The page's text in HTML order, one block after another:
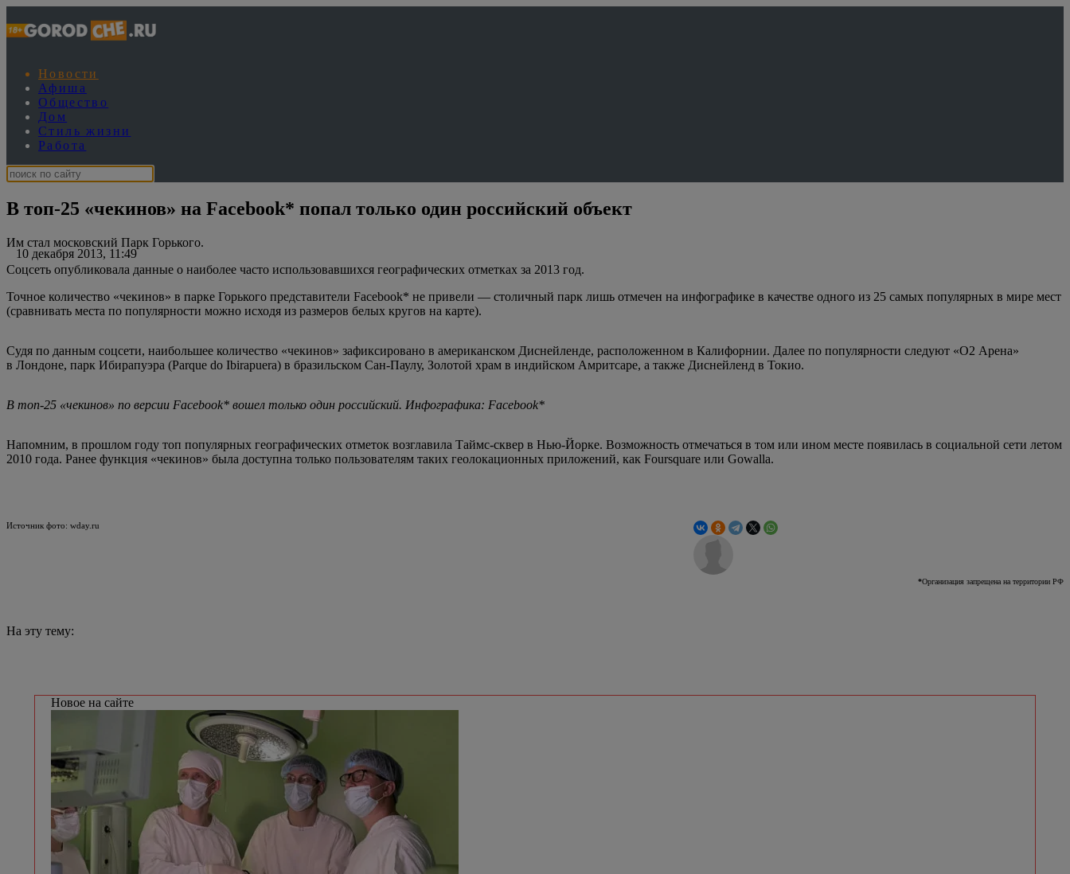
Новости
Афиша
Общество
Дом
Стиль жизни
Работа
В топ-25 «чекинов» на Facebook* попал только один российский объект
10 декабря 2013, 11:49
Им стал московский Парк Горького.
Соцсеть опубликовала данные о наиболее часто использовавшихся географических отметках за 2013 год.
Точное количество «чекинов» в парке Горького представители Facebook* не привели — столичный парк лишь отмечен на инфографике в качестве одного из 25 самых популярных в мире мест
(сравнивать места по популярности можно исходя из размеров белых кругов на карте).
Судя по данным соцсети, наибольшее количество «чекинов» зафиксировано в американском Диснейленде, расположенном в Калифорнии. Далее по популярности следуют «О2 Арена»
в Лондоне, парк Ибирапуэра (Parque do Ibirapuera) в бразильском Сан-Паулу, Золотой храм в индийском Амритсаре, а также Диснейленд в Токио.
В топ-25 «чекинов» по версии Facebook* вошел только один российский. Инфографика: Facebook*
Напомним, в прошлом году топ популярных географических отметок возглавила Таймс-сквер в Нью-Йорке. Возможность отмечаться в том или ином месте появилась в социальной сети летом
2010 года. Ранее функция «чекинов» была доступна только пользователям таких геолокационных приложений, как Foursquare или Gowalla.
Источник фото: wday.ru
*Организация запрещена на территории РФ
На эту тему:
Новое на сайте